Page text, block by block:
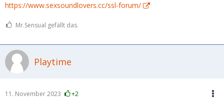
https://www.sexsoundlovers.cc/ssl-forum/
Mr.Sensual gefällt das.
Playtime
11. November 2023 +2